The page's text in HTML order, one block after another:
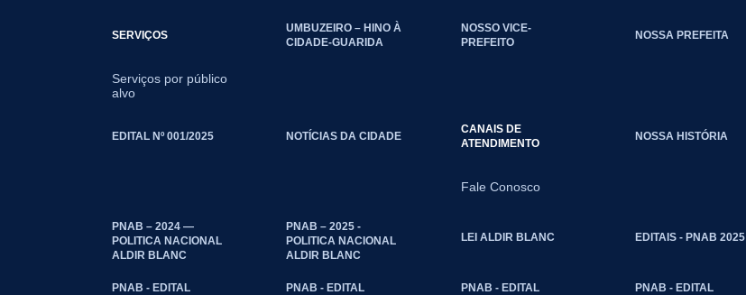
SERVIÇOS
Serviços por público
alvo
UMBUZEIRO – HINO À
CIDADE-GUARIDA
NOSSO VICE-
PREFEITO
NOSSA PREFEITA
EDITAL Nº 001/2025 NOTÍCIAS DA CIDADE
CANAIS DE
ATENDIMENTO
Fale Conosco
NOSSA HISTÓRIA
PNAB – 2024 —
POLITICA NACIONAL
ALDIR BLANC
PNAB – 2025 -
POLITICA NACIONAL
ALDIR BLANC
LEI ALDIR BLANC EDITAIS - PNAB 2025
PNAB - EDITAL
PNAB - EDITAL
PNAB - EDITAL
PNAB - EDITAL